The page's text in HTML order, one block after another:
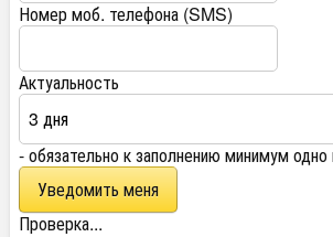
Номер моб. телефона (SMS)
Актуальность
- обязательно к заполнению минимум одно
Проверка...